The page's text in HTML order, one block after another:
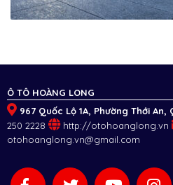
Ô TÔ HOÀNG LONG
967 Quốc Lộ 1A, Phường Thới An,
250 2228
http://otohoanglong.vn
otohoanglong.vn@gmail.com